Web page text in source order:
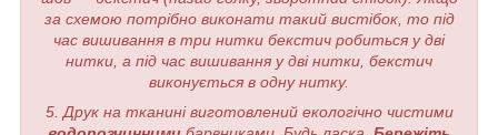
за схемою потрібно виконати такий вистібок, то під
час вишивання в три нитки бекстич робиться у дві
нитки, а під час вишивання у дві нитки, бекстич
виконується в одну нитку.
5. Друк на тканині виготовлений екологічно чистими